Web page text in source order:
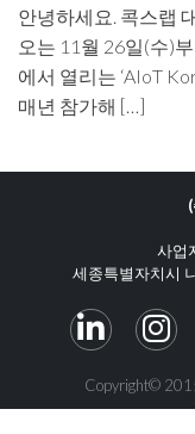
안녕하세요. 콕스랩
오는 11월 26일(수)
에서 열리는 ‘AIoT
매년 참가해 […]
사업
세종특별자치시
Copyright©